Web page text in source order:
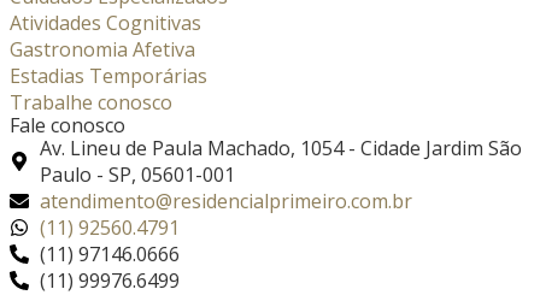
Atividades Cognitivas
Gastronomia Afetiva
Estadias Temporárias
Trabalhe conosco
Fale conosco
Av. Lineu de Paula Machado, 1054 - Cidade Jardim São
Paulo - SP, 05601-001
atendimento@residencialprimeiro.com.br
(11) 92560.4791
(11) 97146.0666
(11) 99976.6499